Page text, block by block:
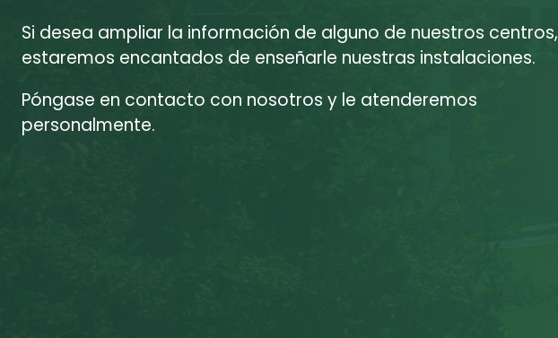
Si desea ampliar la información de alguno de nuestros centros,
estaremos encantados de enseñarle nuestras instalaciones.
Póngase en contacto con nosotros y le atenderemos
personalmente.